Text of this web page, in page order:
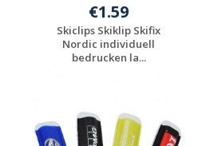
€1.59
Skiclips Skiklip Skifix
Nordic individuell
bedrucken la...
anfragen